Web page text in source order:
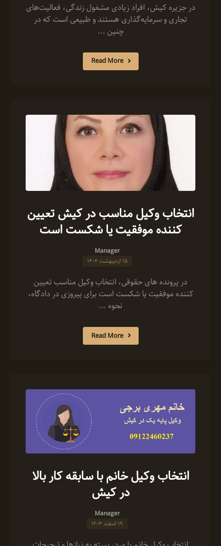
در جزیره کیش، افراد زیادی مشغول زندگی، فعالیت‌های
تجاری و سرمایه‌گذاری هستند و طبیعی است که در
چنین ...
Read More
انتخاب وکیل مناسب در کیش تعیین
کننده موفقیت یا شکست است
Manager
۱۵ اردیبهشت ۱۴۰۴
در پرونده‌ های حقوقی، انتخاب وکیل مناسب تعیین
کننده موفقیت یا شکست است برای پیروزی در دادگاه،
نحوه ...
Read More
انتخاب وکیل خانم با سابقه کار بالا
در کیش
Manager
۱۹ اسفند ۱۴۰۳